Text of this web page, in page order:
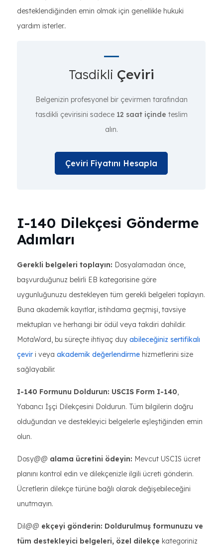
desteklendiğinden emin olmak için genellikle hukuki
yardım isterler..
Tasdikli Çeviri
Belgenizin profesyonel bir çevirmen tarafından
tasdikli çevirisini sadece 12 saat içinde teslim
alın.
Çeviri Fiyatını Hesapla
I-140 Dilekçesi Gönderme
Adımları
Gerekli belgeleri toplayın: Dosyalamadan önce,
başvurduğunuz belirli EB kategorisine göre
uygunluğunuzu destekleyen tüm gerekli belgeleri toplayın.
Buna akademik kayıtlar, istihdama geçmişi, tavsiye
mektupları ve herhangi bir ödül veya takdiri dahildir.
MotaWord, bu süreçte ihtiyaç duy abileceğiniz sertifikalı
çevir i veya akademik değerlendirme hizmetlerini size
sağlayabilir.
I-140 Formunu Doldurun: USCIS Form I-140,
Yabancı İşçi Dilekçesini Doldurun. Tüm bilgilerin doğru
olduğundan ve destekleyici belgelerle eşleştiğinden emin
olun.
Dosy@@ alama ücretini ödeyin: Mevcut USCIS ücret
planını kontrol edin ve dilekçenizle ilgili ücreti gönderin.
Ücretlerin dilekçe türüne bağlı olarak değişebileceğini
unutmayın.
Dil@@ ekçeyi gönderin: Doldurulmuş formunuzu ve
tüm destekleyici belgeleri, özel dilekçe kategoriniz